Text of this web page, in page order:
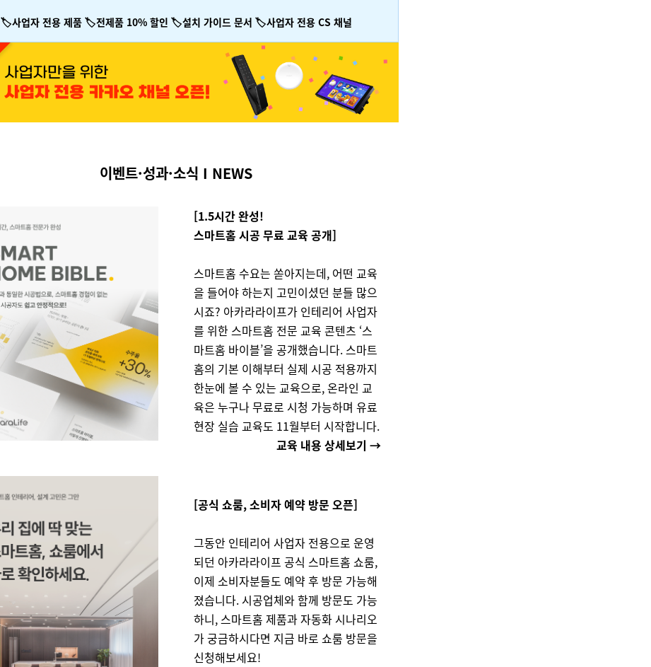
🏷️사업자 전용 제품 🏷️전제품 10% 할인 🏷️설치 가이드 문서 🏷️사업자 전용 CS 채널
이벤트·성과·소식 I NEWS
[1.5시간 완성!
스마트홈 시공 무료 교육 공개]
스마트홈 수요는 쏟아지는데, 어떤 교육
을 들어야 하는지 고민이셨던 분들 많으
시죠? 아카라라이프가 인테리어 사업자
를 위한 스마트홈 전문 교육 콘텐츠 ‘스
마트홈 바이블’을 공개했습니다. 스마트
홈의 기본 이해부터 실제 시공 적용까지
한눈에 볼 수 있는 교육으로, 온라인 교
육은 누구나 무료로 시청 가능하며 유료
현장 실습 교육도 11월부터 시작합니다.
교육 내용 상세보기 →
[공식 쇼룸, 소비자 예약 방문 오픈]
그동안 인테리어 사업자 전용으로 운영
되던 아카라라이프 공식 스마트홈 쇼룸,
이제 소비자분들도 예약 후 방문 가능해
졌습니다. 시공업체와 함께 방문도 가능
하니, 스마트홈 제품과 자동화 시나리오
가 궁금하시다면 지금 바로 쇼룸 방문을
신청해보세요!